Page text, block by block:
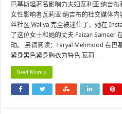
巴基斯坦著名影响力夫妇瓦利亚·纳吉
女性影响者瓦莉亚·纳吉布的社交媒体
丝社区 Waliya 完全被迷住了，她在
了这位女士和她的丈夫 Faizan Sameer
动。 另请阅读：Faryal Mehmood 在巴
紧身黑色紧身胸衣为特色 瓦莉 …
Read More »